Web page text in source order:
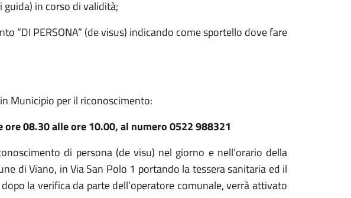
in corso di validità;
“DI PERSONA” (de visus) indicando come sportello dove fare
Municipio per il riconoscimento:
08.30 alle ore 10.00, al numero 0522 988321
di persona (de visu) nel giorno e nell’orario della
di Viano, in Via San Polo 1 portando la tessera sanitaria ed il
la verifica da parte dell’operatore comunale, verrà attivato